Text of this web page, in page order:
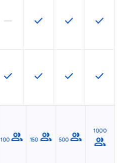
Esta funcionalidade não é
horizontal_rule Esta funcionalidade está
check Esta
check Esta
check
Esta funcionalidade está
check Esta funcionalidade está
check Esta
check Esta
check
100 group 150 group 500 group 1000
group